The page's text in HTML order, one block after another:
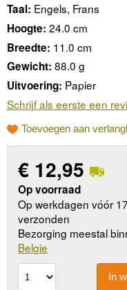
Taal: Engels, Frans
Hoogte: 24.0 cm
Breedte: 11.0 cm
Gewicht: 88.0 g
Uitvoering: Papier
Schrijf als eerste een
Toevoegen aan
€ 12,95
Op voorraad
Op werkdagen vóór
verzonden
Bezorging meestal
Belgie
In